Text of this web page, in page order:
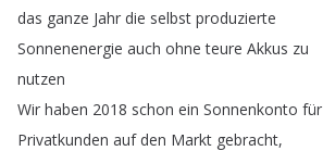
das ganze Jahr die selbst produzierte
Sonnenenergie auch ohne teure Akkus zu
nutzen
Wir haben 2018 schon ein Sonnenkonto für
Privatkunden auf den Markt gebracht,